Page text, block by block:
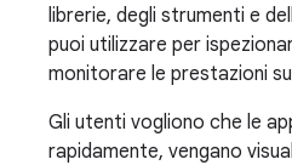
librerie, degli strumenti e
puoi utilizzare per
monitorare le prestazioni
Gli utenti vogliono che le
rapidamente, vengano